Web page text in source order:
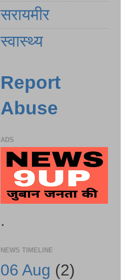
सरायमीर
स्वास्थ्य
Report
Abuse
ADS
.
NEWS TIMELINE
06 Aug (2)